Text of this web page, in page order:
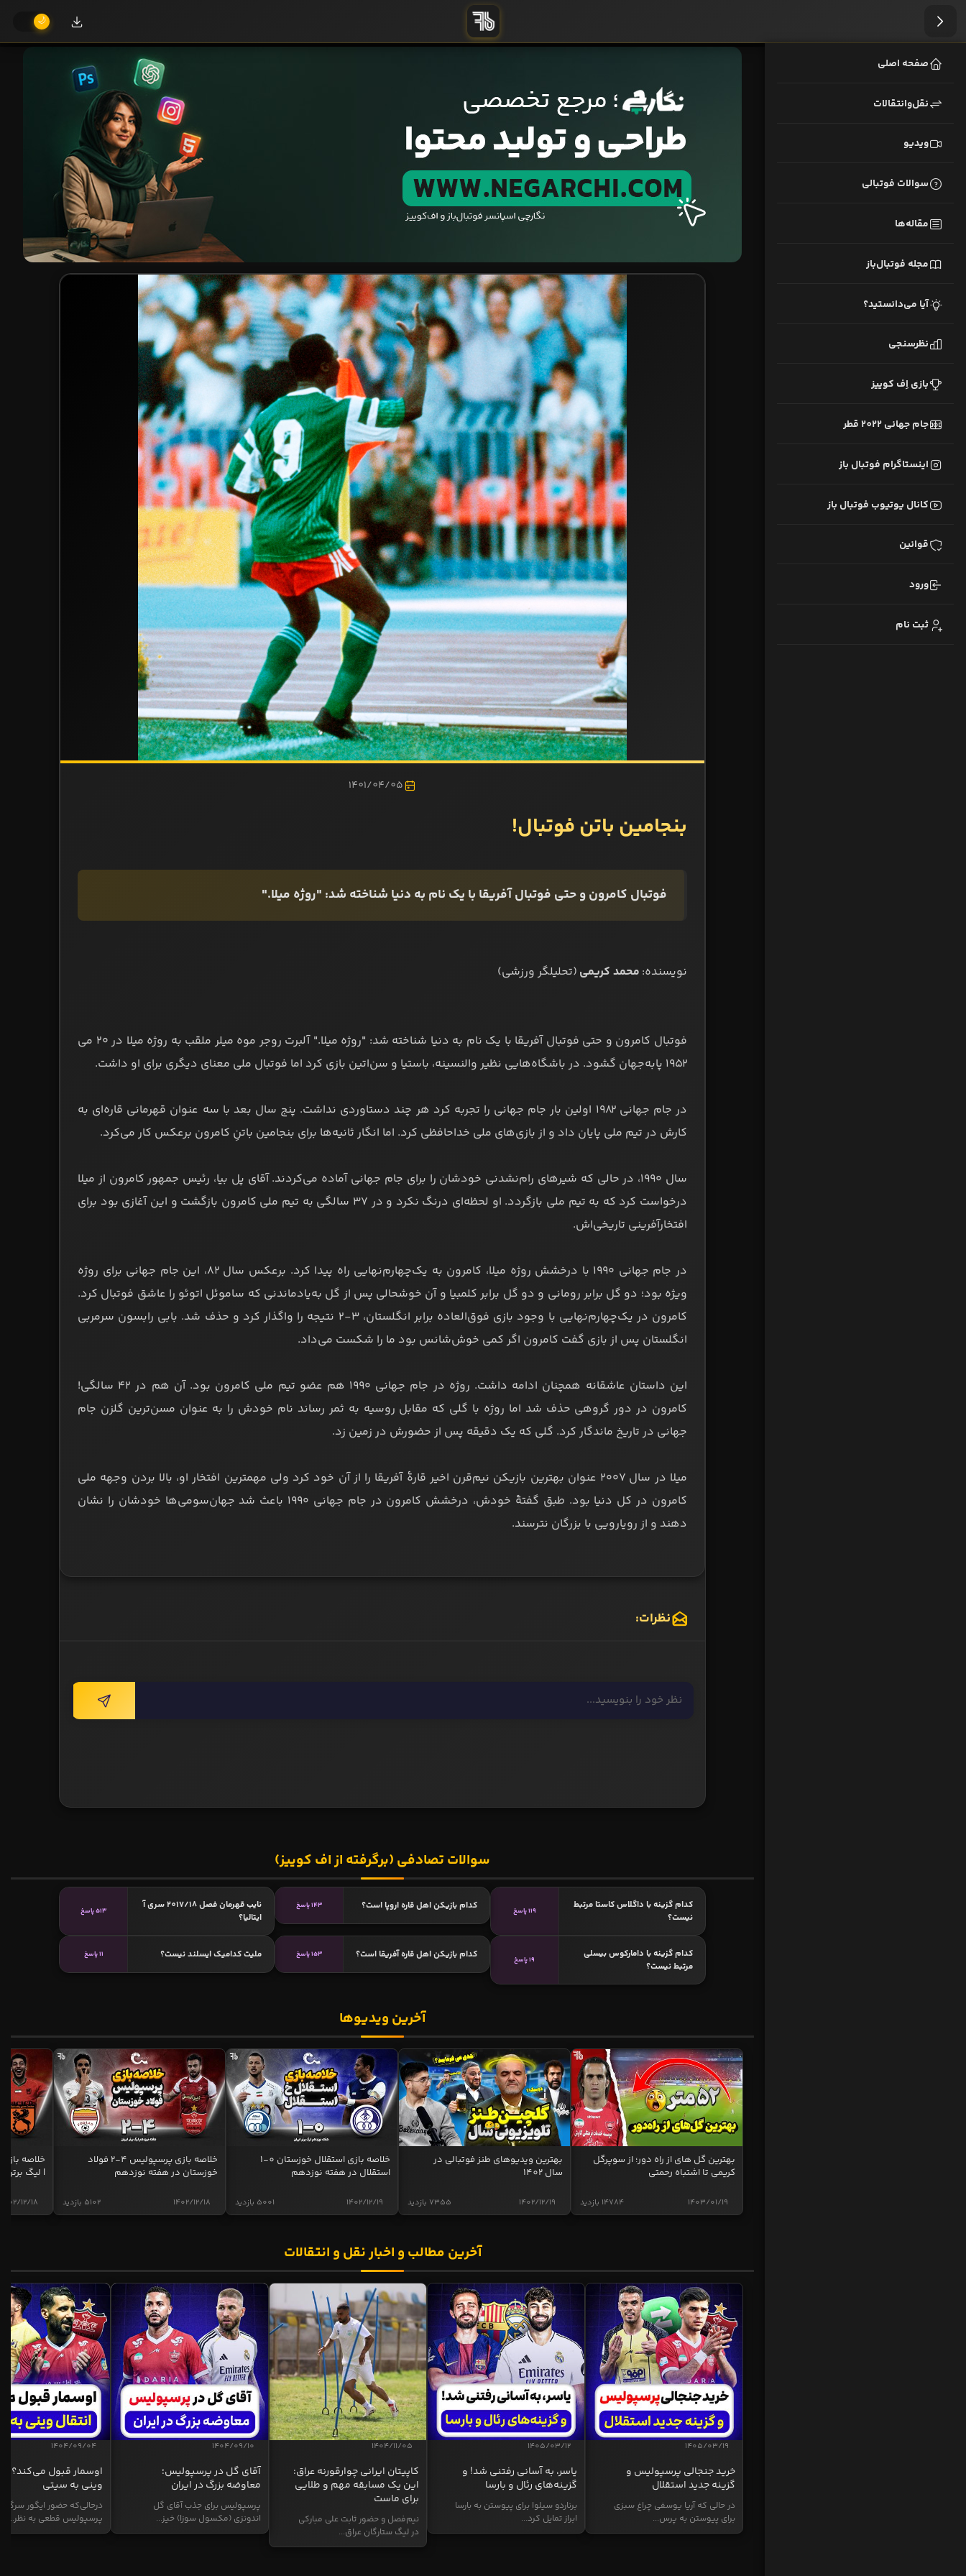
صفحه اصلی
نقل‌وانتقالات
ویدیو
سوالات فوتبالی
مقاله‌ها
مجله فوتبال‌باز
آیا می‌دانستید؟
نظرسنجی
بازی اِف کوییز
جام جهانی 2022 قطر
اینستاگرام فوتبال باز
کانال یوتیوب فوتبال باز
قوانین
ورود
ثبت نام
1401/04/05
بنجامین باتن فوتبال!
فوتبال کامرون و حتی فوتبال آفریقا با یک نام به دنیا شناخته شد: "روژه میلا."
نویسنده: محمد کریمی (تحلیلگر ورزشی)
فوتبال کامرون و حتی فوتبال آفریقا با یک نام به دنیا شناخته شد: "روژه میلا." آلبرت روجر موه میلر ملقب به روژه میلا در ۲۰ می
۱۹۵۲ پابه‌جهان گشود. در باشگاه‌هایی نظیر والنسینه، باستیا و سن‌اتین بازی کرد اما فوتبال ملی معنای دیگری برای او داشت.
در جام جهانی ۱۹۸۲ اولین بار جام جهانی را تجربه کرد هر چند دستاوردی نداشت. پنج سال بعد با سه عنوان قهرمانی قاره‌ای به
کارش در تیم ملی پایان داد و از بازی‌های ملی خداحافظی کرد. اما انگار ثانیه‌ها برای بنجامین باتنِ کامرون برعکس کار می‌کرد.
سال ۱۹۹۰، در حالی که شیرهای رام‌نشدنی خودشان را برای جام جهانی آماده می‌کردند. آقای پل بیا، رئیس جمهور کامرون از میلا
درخواست کرد که به تیم ملی بازگردد. او لحظه‌ای درنگ نکرد و در ۳۷ سالگی به تیم ملی کامرون بازگشت و این آغازی بود برای
افتخارآفرینی تاریخی‌اش.
در جام جهانی ۱۹۹۰ با درخشش روژه میلا، کامرون به یک‌چهارم‌نهایی راه پیدا کرد. برعکس سال ۸۲، این جام جهانی برای روژه
ویژه بود؛ دو گل برابر رومانی و دو گل برابر کلمبیا و آن خوشحالی پس از گل به‌یادماندنی که ساموئل اتوئو را عاشق فوتبال کرد.
کامرون در یک‌چهارم‌نهایی با وجود بازی فوق‌العاده برابر انگلستان، ۳-۲ نتیجه را واگذار کرد و حذف شد. بابی رابسون سرمربی
انگلستان پس از بازی گفت کامرون اگر کمی خوش‌شانس بود ما را شکست می‌داد.
این داستان عاشقانه همچنان ادامه داشت. روژه در جام جهانی ۱۹۹۰ هم عضو تیم ملی کامرون بود. آن هم در ۴۲ سالگی!
کامرون در دور گروهی حذف شد اما روژه با گلی که مقابل روسیه به ثمر رساند نام خودش را به عنوان مسن‌ترین گلزن جام
جهانی در تاریخ ماندگار کرد. گلی که یک دقیقه پس از حضورش در زمین زد.
میلا در سال ۲۰۰۷ عنوان بهترین بازیکن نیم‌قرن اخیر قارۀ آفریقا را از آن خود کرد ولی مهمترین افتخار او، بالا بردن وجهه ملی
کامرون در کل دنیا بود. طبق گفتۀ خودش، درخشش کامرون در جام جهانی ۱۹۹۰ باعث شد جهان‌سومی‌ها خودشان را نشان
دهند و از رویارویی با بزرگان نترسند.
نظرات:
سوالات تصادفی (برگرفته از اف کوییز)
کدام گزینه با داگلاس کاستا مرتبط
نیست؟
119 پاسخ کدام بازیکن اهل قاره اروپا است؟ 143 پاسخ
نایب قهرمان فصل 2017/18 سری آ
ایتالیا؟
513 پاسخ
کدام گزینه با دامارکوس بیسلی
مرتبط نیست؟
19 پاسخ کدام بازیکن اهل قاره آفریقا است؟ 153 پاسخ ملیت کدامیک ایسلند نیست؟ 11 پاسخ
آخرین ویدیوها
بهترین گل های از راه دور؛ از سوپرگل
کریمی تا اشتباه رحمتی
14784 بازدید 1403/01/19
بهترین ویدیوهای طنز فوتبالی در
سال 1402
7355 بازدید 1402/12/19
خلاصه بازی استقلال خوزستان 0-1
استقلال در هفته نوزدهم
5001 بازدید 1402/12/19
خلاصه بازی پرسپولیس 4-2 فولاد
خوزستان در هفته نوزدهم
5102 بازدید 1402/12/18
| لیگ برتر
1402/12/18
آخرین مطالب و اخبار نقل و انتقالات
1405/03/19
خرید جنجالی پرسپولیس و
گزینه جدید استقلال
در حالی که آریا یوسفی چراغ سبزی
برای پیوستن به پرس...
1405/03/12
یاسر، به آسانی رفتنی شد! و
گزینه‌های رئال و بارسا
برناردو سیلوا برای پیوستن به بارسا
ابراز تمایل کرد...
1404/11/05
کاپیتان ایرانی چوارقورنه عراق:
این یک مسابقه مهم و طلایی
برای ماست
نیم‌فصل و حضور ثابت علی مبارکی
در لیگ ستارگان عراق...
1404/09/10
آقای گل در پرسپولیس؛
معاوضه بزرگ در ایران
پرسپولیس برای جذب آقای گل
اندونزی (مکسول سوزا) خیز...
1404/09/04
اوسمار قبول می‌کند؟
وینی به سیتی
درحالی‌که حضور ایگور
پرسپولیس قطعی به نظر...